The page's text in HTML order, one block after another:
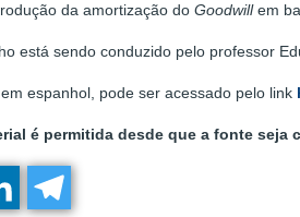
da amortização do Goodwillem
está sendo conduzido pelo professor
espanhol, pode ser acessado pelo link
é permitida desde que a fonte seja